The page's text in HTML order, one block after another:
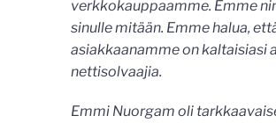
verkkokauppaamme. Emme
sinulle mitään. Emme halua,
asiakkaanamme on kaltaisiasi
nettisolvaajia.
Emmi Nuorgam oli